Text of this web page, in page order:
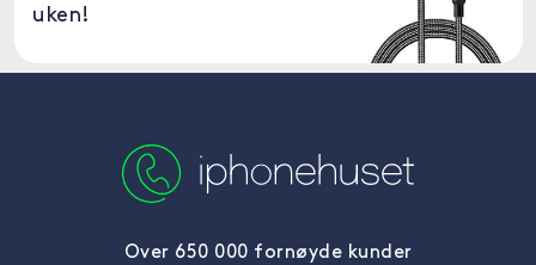
uken!
Over 650 000 fornøyde kunder